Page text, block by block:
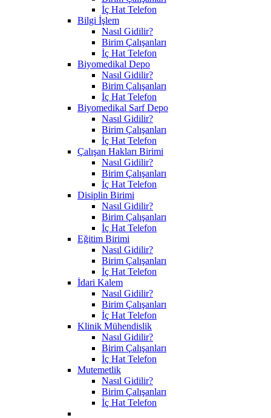
İç Hat Telefon
Bilgi İşlem
Nasıl Gidilir?
Birim Çalışanları
İç Hat Telefon
Biyomedikal Depo
Nasıl Gidilir?
Birim Çalışanları
İç Hat Telefon
Biyomedikal Sarf Depo
Nasıl Gidilir?
Birim Çalışanları
İç Hat Telefon
Çalışan Hakları Birimi
Nasıl Gidilir?
Birim Çalışanları
İç Hat Telefon
Disiplin Birimi
Nasıl Gidilir?
Birim Çalışanları
İç Hat Telefon
Eğitim Birimi
Nasıl Gidilir?
Birim Çalışanları
İç Hat Telefon
İdari Kalem
Nasıl Gidilir?
Birim Çalışanları
İç Hat Telefon
Klinik Mühendislik
Nasıl Gidilir?
Birim Çalışanları
İç Hat Telefon
Mutemetlik
Nasıl Gidilir?
Birim Çalışanları
İç Hat Telefon